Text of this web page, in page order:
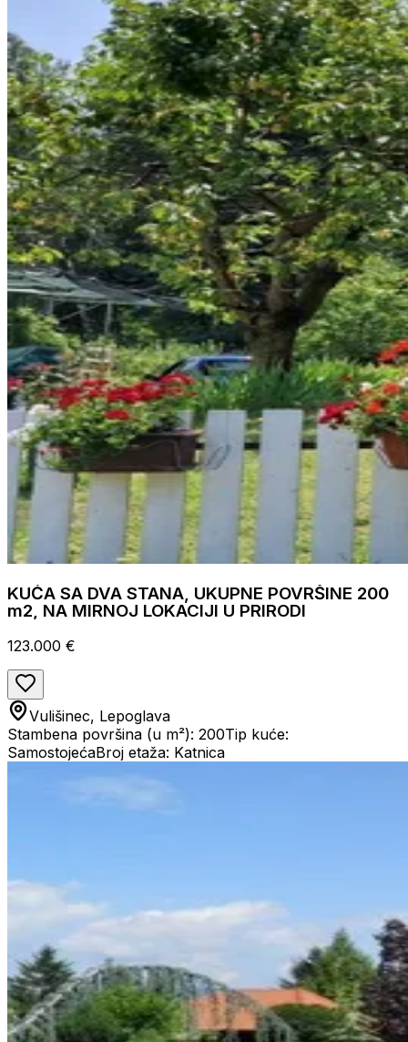
KUĆA SA DVA STANA, UKUPNE POVRŠINE 200
m2, NA MIRNOJ LOKACIJI U PRIRODI
123.000 €
Vulišinec, Lepoglava
Stambena površina (u m²): 200Tip kuće:
SamostojećaBroj etaža: Katnica